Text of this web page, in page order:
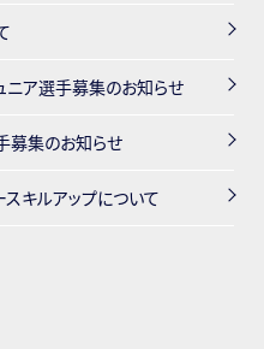
ア選手募集のお知らせ
募集のお知らせ
キルアップについて